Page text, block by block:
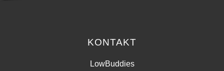
KONTAKT
LowBuddies